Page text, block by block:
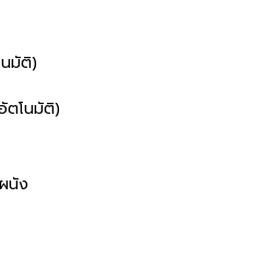
มัติ)
ตโนมัติ)
นัง